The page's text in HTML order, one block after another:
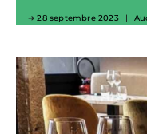
28 septembre 2023